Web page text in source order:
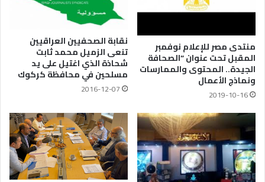
منتدى مصر للإعلام نوفمبر
المقبل تحت عنوان “الصحافة
الجيدة.. المحتوى والممارسات
ونماذج الأعمال
2019-10-16
نقابة الصحفيين العراقيين
تنعى الزميل محمد ثابت
شحاذة الذي اغتيل على يد
مسلحين في محافظة كركوك
2016-12-07